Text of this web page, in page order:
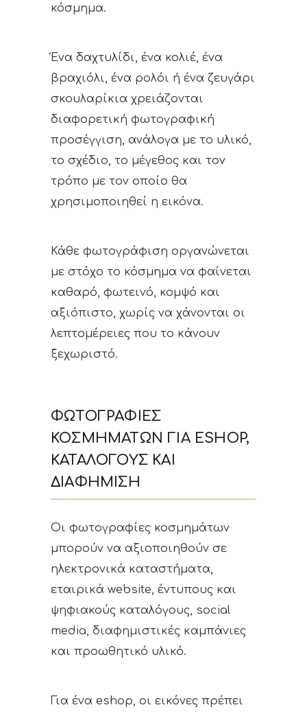
κόσμημα.
Ένα δαχτυλίδι, ένα κολιέ, ένα
βραχιόλι, ένα ρολόι ή ένα ζευγάρι
σκουλαρίκια χρειάζονται
διαφορετική φωτογραφική
προσέγγιση, ανάλογα με το υλικό,
το σχέδιο, το μέγεθος και τον
τρόπο με τον οποίο θα
χρησιμοποιηθεί η εικόνα.
Κάθε φωτογράφιση οργανώνεται
με στόχο το κόσμημα να φαίνεται
καθαρό, φωτεινό, κομψό και
αξιόπιστο, χωρίς να χάνονται οι
λεπτομέρειες που το κάνουν
ξεχωριστό.
ΦΩΤΟΓΡΑΦΊΕΣ
ΚΟΣΜΗΜΆΤΩΝ ΓΙΑ ESHOP,
ΚΑΤΑΛΌΓΟΥΣ ΚΑΙ
ΔΙΑΦΉΜΙΣΗ
Οι φωτογραφίες κοσμημάτων
μπορούν να αξιοποιηθούν σε
ηλεκτρονικά καταστήματα,
εταιρικά website, έντυπους και
ψηφιακούς καταλόγους, social
media, διαφημιστικές καμπάνιες
και προωθητικό υλικό.
Για ένα eshop, οι εικόνες πρέπει